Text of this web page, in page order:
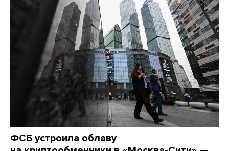
ФСБ устроила облаву